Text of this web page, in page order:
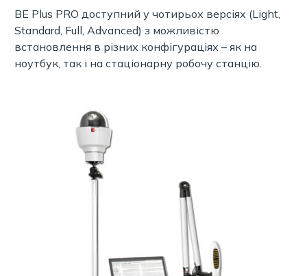
BE Plus PRO доступний у чотирьох версіях (Light,
Standard, Full, Advanced) з можливістю
встановлення в різних конфігураціях – як на
ноутбук, так і на стаціонарну робочу станцію.